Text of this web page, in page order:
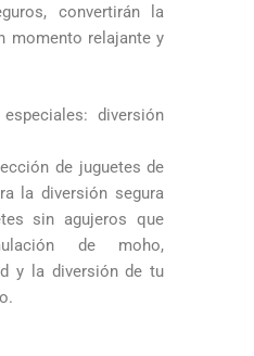
convertirán la
momento relajante y
diversión
de juguetes de
la diversión segura
sin agujeros que
de moho,
y la diversión de tu